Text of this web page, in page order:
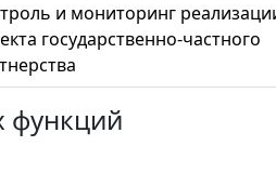
и мониторинг
государственно-частного
функций